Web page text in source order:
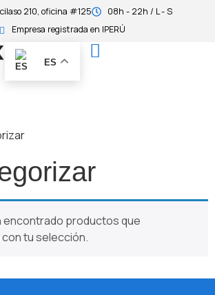
210, oficina #125
08h - 22h / L - S
Empresa registrada en IPERÚ
ES
encontrado productos que
tu selección.